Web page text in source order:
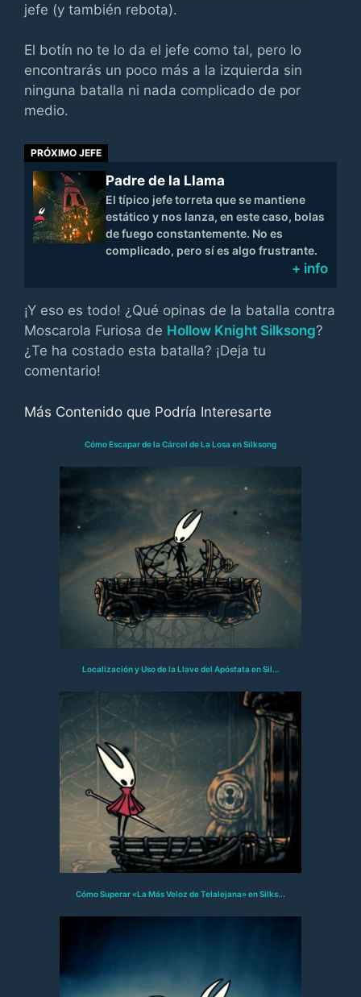
jefe (y también rebota).
El botín no te lo da el jefe como tal, pero lo
encontrarás un poco más a la izquierda sin
ninguna batalla ni nada complicado de por
medio.
PRÓXIMO JEFE
Padre de la Llama
El típico jefe torreta que se mantiene
estático y nos lanza, en este caso, bolas
de fuego constantemente. No es
complicado, pero sí es algo frustrante.
+ info
¡Y eso es todo! ¿Qué opinas de la batalla contra
Moscarola Furiosa de Hollow Knight Silksong?
¿Te ha costado esta batalla? ¡Deja tu
comentario!
Más Contenido que Podría Interesarte
Cómo Escapar de la Cárcel de La Losa en Silksong
Localización y Uso de la Llave del Apóstata en Sil...
Cómo Superar «La Más Veloz de Telalejana» en Silks...